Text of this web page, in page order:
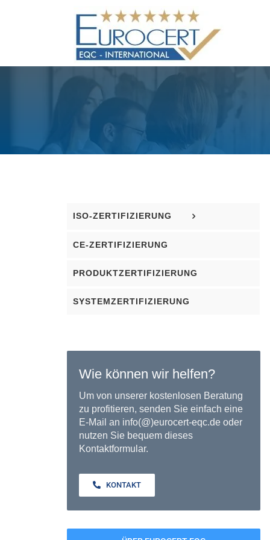
ISO-ZERTIFIZIERUNG
CE-ZERTIFIZIERUNG
PRODUKTZERTIFIZIERUNG
SYSTEMZERTIFIZIERUNG
Wie können wir helfen?
Um von unserer kostenlosen Beratung
zu profitieren, senden Sie einfach eine
E-Mail an info(@)eurocert-eqc.de oder
nutzen Sie bequem dieses
Kontaktformular.
KONTAKT